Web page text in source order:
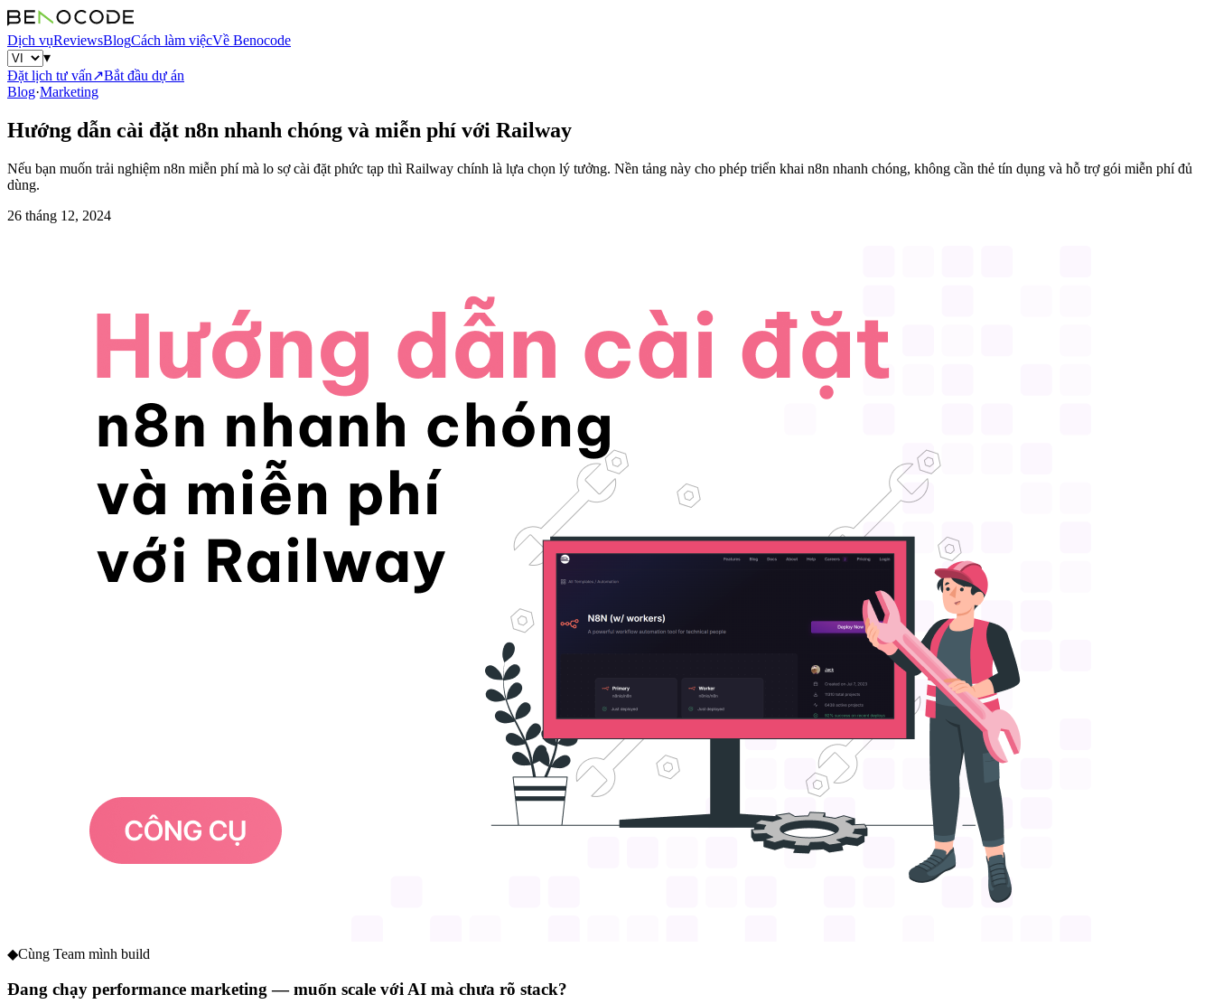
Dịch vụReviewsBlogCách làm việcVề Benocode
▾
Đặt lịch tư vấn↗Bắt đầu dự án
Blog·Marketing
Hướng dẫn cài đặt n8n nhanh chóng và miễn phí với Railway
Nếu bạn muốn trải nghiệm n8n miễn phí mà lo sợ cài đặt phức tạp thì Railway chính là lựa chọn lý tưởng. Nền tảng này cho phép triển khai n8n nhanh chóng, không cần thẻ tín dụng và hỗ trợ gói miễn phí đủ
dùng.
26 tháng 12, 2024
◆Cùng Team mình build
Đang chạy performance marketing — muốn scale với AI mà chưa rõ stack?